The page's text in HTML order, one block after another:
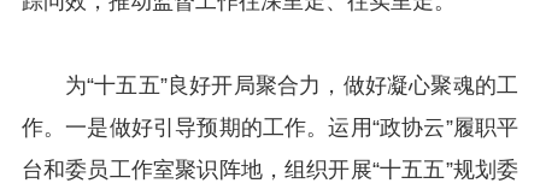
为“十五五”良好开局聚合力，做好凝心聚魂的工
作。一是做好引导预期的工作。运用“政协云”履职平
台和委员工作室聚识阵地，组织开展“十五五”规划委